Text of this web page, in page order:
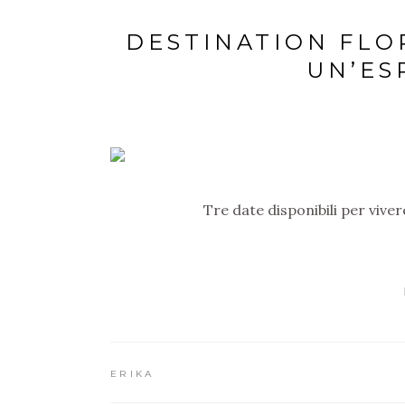
DESTINATION
Tre date disponibili per
ERIKA